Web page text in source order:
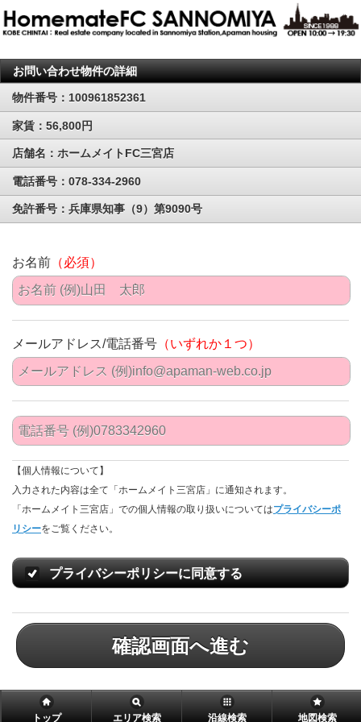
お問い合わせ物件の詳細
物件番号：100961852361
家賃：56,800円
店舗名：ホームメイトFC三宮店
電話番号：078-334-2960
免許番号：兵庫県知事（9）第9090号
お名前 （必須）
メールアドレス/電話番号 （いずれか１つ）
【個人情報について】
入力された内容は全て「ホームメイト三宮店」に通知されます。
「ホームメイト三宮店」での個人情報の取り扱いについてはプライバシーポ
リシーをご覧ください。
プライバシーポリシーに同意する
確認画面へ進む
トップ エリア検索 沿線検索 地図検索